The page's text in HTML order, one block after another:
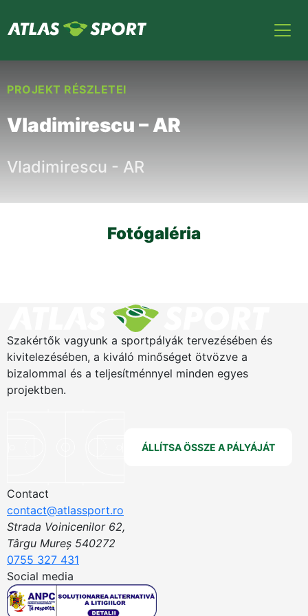
PROJEKT RÉSZLETEI
Vladimirescu – AR
Vladimirescu - AR
Fotógaléria
Szakértők vagyunk a sportpályák tervezésében és
kivitelezésében, a kiváló minőséget ötvözve a
bizalommal és a teljesítménnyel minden egyes
projektben.
ÁLLÍTSA ÖSSZE A PÁLYÁJÁT
Contact
contact@atlassport.ro
Strada Voinicenilor 62,
Târgu Mureș 540272
0755 327 431
Social media